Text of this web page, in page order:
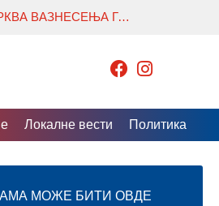
ЦРКВА ВАЗНЕСЕЊА ГОСПОДЊЕГ У ОРАШЦУ – ДУХОВНИ СВЕДОК СРПСКЕ ИСТОРИЈЕ
Локалне вести Политика
МОЖЕ БИТИ ОВДЕ